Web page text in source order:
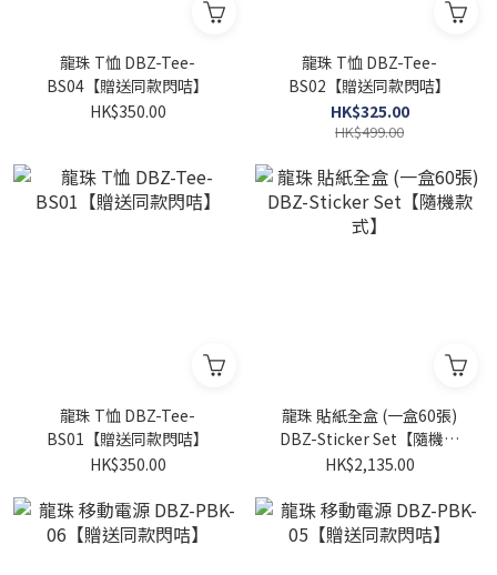
龍珠 T恤 DBZ-Tee-
BS04【贈送同款閃咭】
HK$350.00
龍珠 T恤 DBZ-Tee-
BS02【贈送同款閃咭】
HK$325.00
HK$499.00
龍珠 T恤 DBZ-Tee-
BS01【贈送同款閃咭】
HK$350.00
龍珠 貼紙全盒 (一盒60張)
DBZ-Sticker Set【隨機款
式】
HK$2,135.00